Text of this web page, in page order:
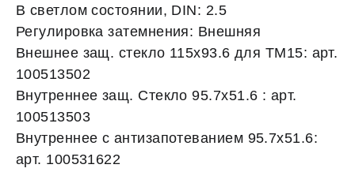
В светлом состоянии, DIN: 2.5
Регулировка затемнения: Внешняя
Внешнее защ. стекло 115х93.6 для ТМ15: арт.
100513502
Внутреннее защ. Стекло 95.7х51.6 : арт.
100513503
Внутреннее с антизапотеванием 95.7х51.6:
арт. 100531622